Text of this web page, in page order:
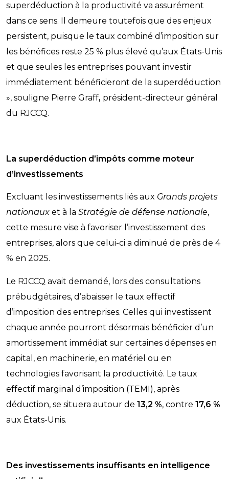
superdéduction à la productivité va assurément
dans ce sens. Il demeure toutefois que des enjeux
persistent, puisque le taux combiné d’imposition sur
les bénéfices reste 25 % plus élevé qu’aux États-Unis
et que seules les entreprises pouvant investir
immédiatement bénéficieront de la superdéduction
», souligne Pierre Graff, président-directeur général
du RJCCQ.
La superdéduction d’impôts comme moteur
d’investissements
Excluant les investissements liés aux Grands projets
nationaux et à la Stratégie de défense nationale,
cette mesure vise à favoriser l’investissement des
entreprises, alors que celui-ci a diminué de près de 4
% en 2025.
Le RJCCQ avait demandé, lors des consultations
prébudgétaires, d’abaisser le taux effectif
d’imposition des entreprises. Celles qui investissent
chaque année pourront désormais bénéficier d’un
amortissement immédiat sur certaines dépenses en
capital, en machinerie, en matériel ou en
technologies favorisant la productivité. Le taux
effectif marginal d’imposition (TEMI), après
déduction, se situera autour de 13,2 %, contre 17,6 %
aux États-Unis.
Des investissements insuffisants en intelligence